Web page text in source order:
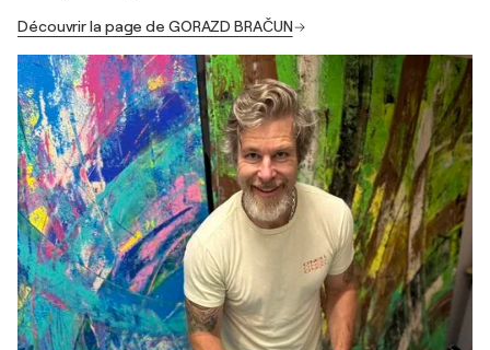
Découvrir la page de GORAZD BRAČUN